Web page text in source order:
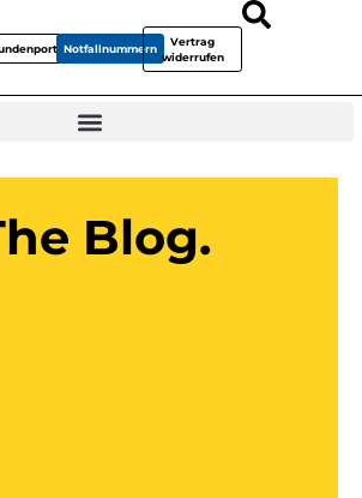
Notfallnummern
Vertrag
widerrufen
Blog.